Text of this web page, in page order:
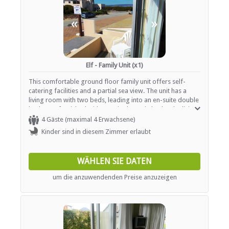
« »
Elf - Family Unit (x1)
This comfortable ground floor family unit offers self-
catering facilities and a partial sea view. The unit has a
living room with two beds, leading into an en-suite double
bedroom furnished with two single / twin beds. The living
room has easy chairs and a TV, DSTV decoder and smart
card, along with a fully-equipped kitchenette area with
table and chairs for dining. From the living area, step out
view. The unit is fully equipped and serviced each
morning, when the beds are made, dishes washed and a
cleanup performed.
4 Gäste (maximal 4 Erwachsene)
Kinder sind in diesem Zimmer erlaubt
WÄHLEN SIE DATEN
um die anzuwendenden Preise anzuzeigen